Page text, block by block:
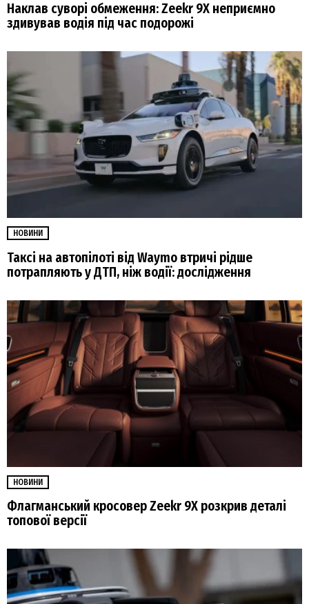
Наклав суворі обмеження: Zeekr 9X неприємно
здивував водія під час подорожі
НОВИНИ
Таксі на автопілоті від Waymo втричі рідше
потрапляють у ДТП, ніж водії: дослідження
НОВИНИ
Флагманський кросовер Zeekr 9Х розкрив деталі
топової версії